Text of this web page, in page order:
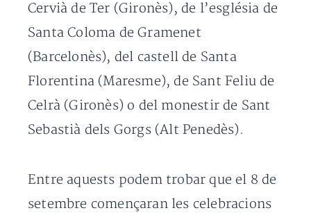
Cervià de Ter (Gironès), de l’església de
Santa Coloma de Gramenet
(Barcelonès), del castell de Santa
Florentina (Maresme), de Sant Feliu de
Celrà (Gironès) o del monestir de Sant
Sebastià dels Gorgs (Alt Penedès).
Entre aquests podem trobar que el 8 de
setembre començaran les celebracions